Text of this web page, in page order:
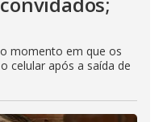
momento em que os
celular após a saída de